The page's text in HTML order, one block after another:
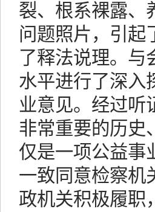
裂、根系裸露、
问题照片，引起
了释法说理。与
水平进行了深入
业意见。经过听
非常重要的历史
仅是一项公益事
一致同意检察机
政机关积极履职